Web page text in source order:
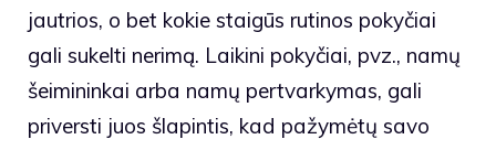
jautrios, o bet kokie staigūs rutinos pokyčiai
gali sukelti nerimą. Laikini pokyčiai, pvz., namų
šeimininkai arba namų pertvarkymas, gali
priversti juos šlapintis, kad pažymėtų savo